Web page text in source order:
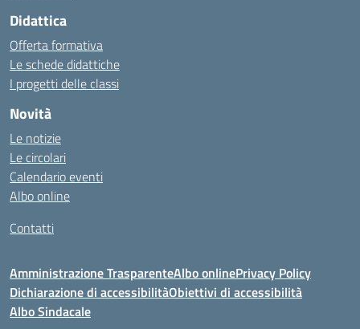
Didattica
Offerta formativa
Le schede didattiche
I progetti delle classi
Novità
Le notizie
Le circolari
Calendario eventi
Albo online
Contatti
Amministrazione TrasparenteAlbo onlinePrivacy Policy
Dichiarazione di accessibilitàObiettivi di accessibilità
Albo Sindacale